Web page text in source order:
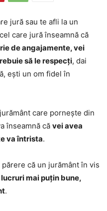
jură sau te afli la un
care jură înseamnă că
de angajamente, vei
să le respecți, dai
ești un om fidel în
care pornește din
înseamnă că vei avea
va întrista.
că un jurământ în vis
mai puțin bune,
.